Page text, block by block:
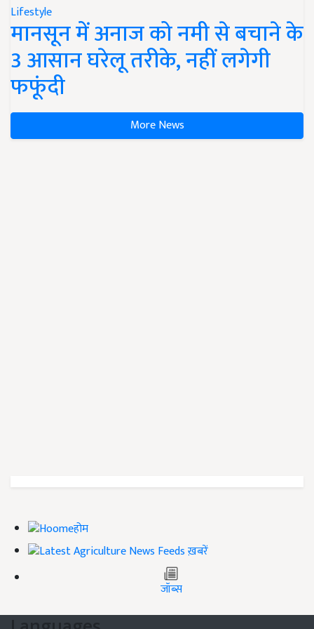
Lifestyle
मानसून में अनाज को नमी से बचाने के
3 आसान घरेलू तरीके, नहीं लगेगी
फफूंदी
More News
होम
ख़बरें
जॉब्स